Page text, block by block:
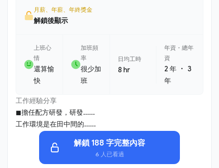
月薪、年薪、年終獎金
解鎖後顯示
上班心
情
還算愉
快
加班頻
率
很少加
班
日均工時
8 hr
年資・總年
資
2 年 ・3
年
工作經驗分享
◼擔任配方研發，研發......
工作環境是在田中間的......
解鎖 188 字完整內容
6 人已看過